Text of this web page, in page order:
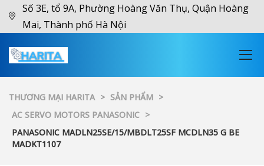
Số 3E, tổ 9A, Phường Hoàng Văn Thụ, Quận Hoàng
Mai, Thành phố Hà Nội
THƯƠNG MẠI HARITA > SẢN PHẨM >
AC SERVO MOTORS PANASONIC >
PANASONIC MADLN25SE/15/MBDLT25SF MCDLN35 G BE
MADKT1107